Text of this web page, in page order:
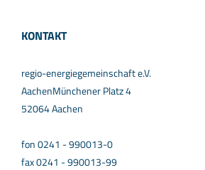
KONTAKT
regio-energiegemeinschaft e.V.
AachenMünchener Platz 4
52064 Aachen
fon 0241 - 990013-0
fax 0241 - 990013-99